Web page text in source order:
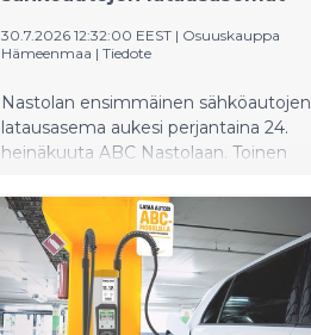
30.7.2026 12:32:00 EEST | Osuuskauppa
Hämeenmaa | Tiedote
Nastolan ensimmäinen sähköautojen
latausasema aukesi perjantaina 24.
heinäkuuta ABC Nastolaan. Toinen
market Nastolan yhteyteen.